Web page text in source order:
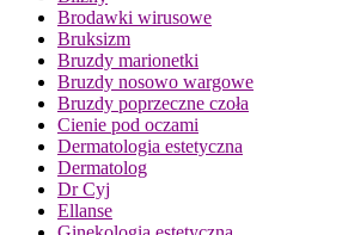
Brodawki wirusowe
Bruksizm
Bruzdy marionetki
Bruzdy nosowo wargowe
Bruzdy poprzeczne czoła
Cienie pod oczami
Dermatologia estetyczna
Dermatolog
Dr Cyj
Ellanse